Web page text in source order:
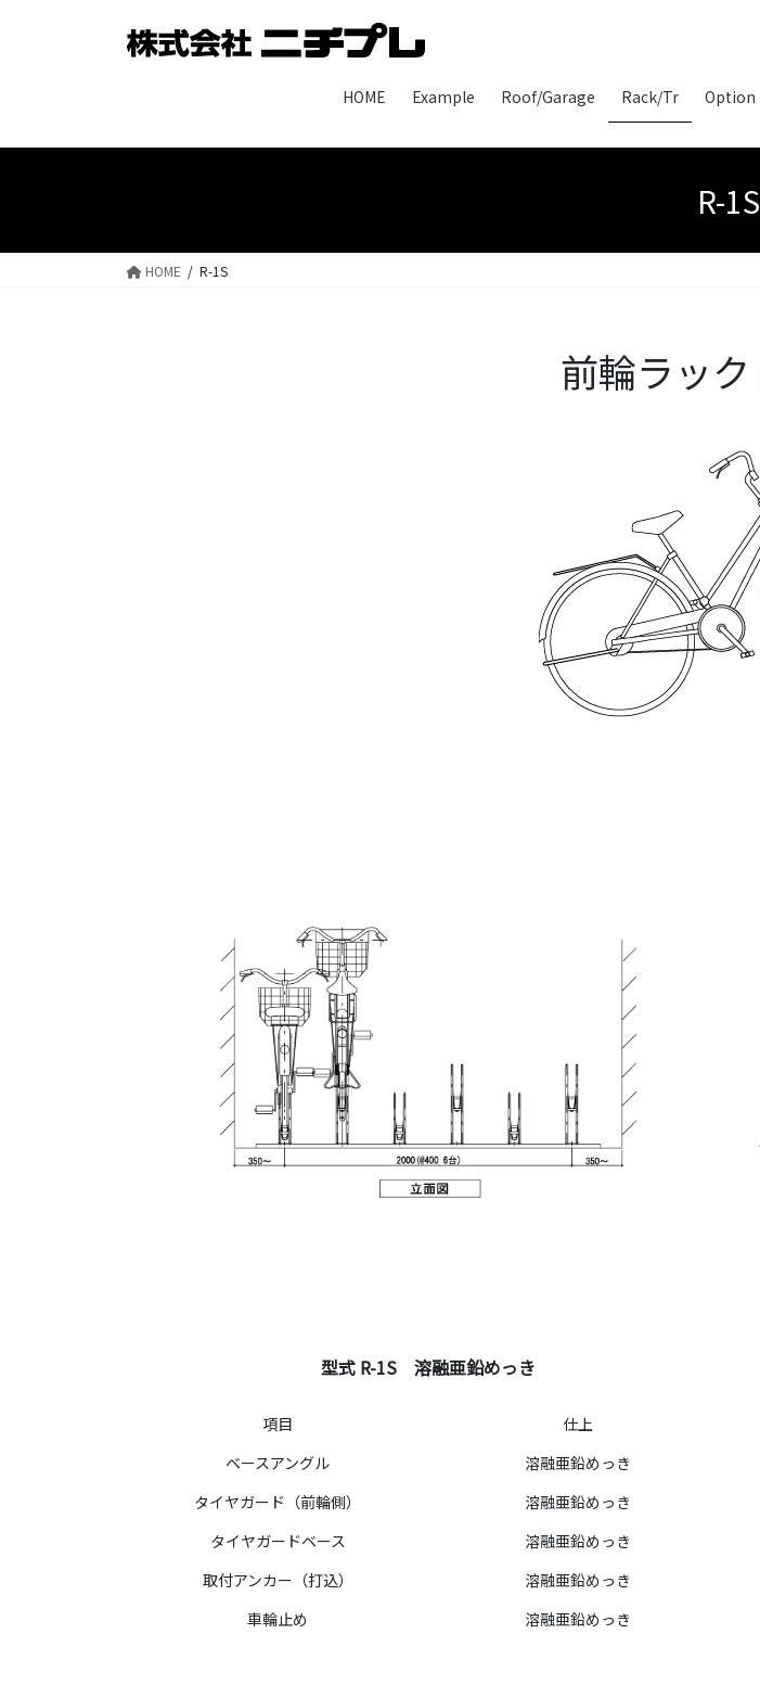
に
ョ
動
HOME Example Roof/Garage Rack/Tr Option
R-1S
HOME R-1S
前輪ラック
型式 R-1S 溶融亜鉛めっき
項目
仕上
ベースアングル
溶融亜鉛めっき
タイヤガード（前輪側）
溶融亜鉛めっき
タイヤガードベース
溶融亜鉛めっき
取付アンカー（打込）
溶融亜鉛めっき
車輪止め
溶融亜鉛めっき